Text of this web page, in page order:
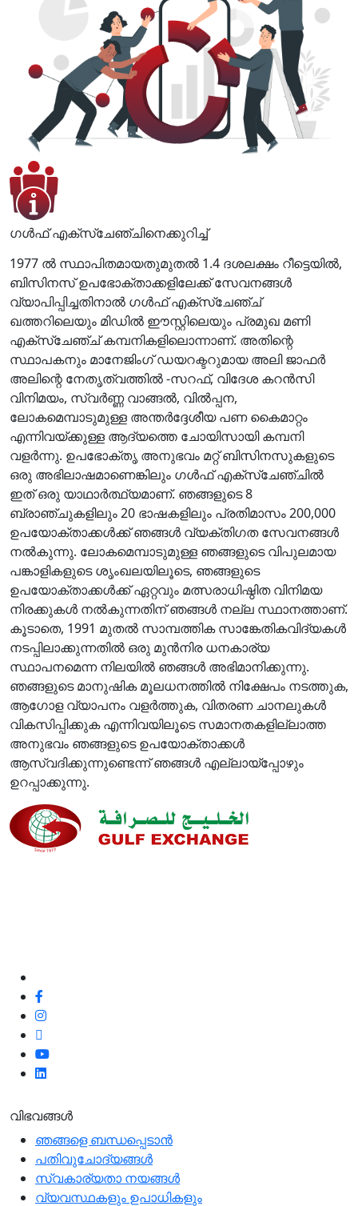
ഗൾഫ് എക്സ്ചേഞ്ചിനെക്കുറിച്ച്
1977 ൽ സ്ഥാപിതമായതുമുതൽ 1.4 ദശലക്ഷം റീട്ടെയിൽ,
ബിസിനസ് ഉപഭോക്താക്കളിലേക്ക് സേവനങ്ങൾ
വ്യാപിപ്പിച്ചതിനാൽ ഗൾഫ് എക്സ്ചേഞ്ച്
ഖത്തറിലെയും മിഡിൽ ഈസ്റ്റിലെയും പ്രമുഖ മണി
എക്സ്ചേഞ്ച് കമ്പനികളിലൊന്നാണ്. അതിന്റെ
സ്ഥാപകനും മാനേജിംഗ് ഡയറക്ടറുമായ അലി ജാഫർ
അലിന്റെ നേതൃത്വത്തിൽ -സറഫ്, വിദേശ കറൻസി
വിനിമയം, സ്വർണ്ണ വാങ്ങൽ, വിൽപ്പന,
ലോകമെമ്പാടുമുള്ള അന്തർദ്ദേശീയ പണ കൈമാറ്റം
എന്നിവയ്ക്കുള്ള ആദ്യത്തെ ചോയിസായി കമ്പനി
വളർന്നു. ഉപഭോക്തൃ അനുഭവം മറ്റ് ബിസിനസുകളുടെ
ഒരു അഭിലാഷമാണെങ്കിലും ഗൾഫ് എക്സ്ചേഞ്ചിൽ
ഇത് ഒരു യാഥാർത്ഥ്യമാണ്. ഞങ്ങളുടെ 8
ബ്രാഞ്ചുകളിലും 20 ഭാഷകളിലും പ്രതിമാസം 200,000
ഉപയോക്താക്കൾക്ക് ഞങ്ങൾ വ്യക്തിഗത സേവനങ്ങൾ
നൽകുന്നു. ലോകമെമ്പാടുമുള്ള ഞങ്ങളുടെ വിപുലമായ
പങ്കാളികളുടെ ശൃംഖലയിലൂടെ, ഞങ്ങളുടെ
ഉപയോക്താക്കൾക്ക് ഏറ്റവും മത്സരാധിഷ്ഠിത വിനിമയ
നിരക്കുകൾ നൽകുന്നതിന് ഞങ്ങൾ നല്ല സ്ഥാനത്താണ്.
കൂടാതെ, 1991 മുതൽ സാമ്പത്തിക സാങ്കേതികവിദ്യകൾ
നടപ്പിലാക്കുന്നതിൽ ഒരു മുൻ‌നിര ധനകാര്യ
സ്ഥാപനമെന്ന നിലയിൽ ഞങ്ങൾ അഭിമാനിക്കുന്നു.
ഞങ്ങളുടെ മാനുഷിക മൂലധനത്തിൽ നിക്ഷേപം നടത്തുക,
ആഗോള വ്യാപനം വളർത്തുക, വിതരണ ചാനലുകൾ
വികസിപ്പിക്കുക എന്നിവയിലൂടെ സമാനതകളില്ലാത്ത
അനുഭവം ഞങ്ങളുടെ ഉപയോക്താക്കൾ
ആസ്വദിക്കുന്നുണ്ടെന്ന് ഞങ്ങൾ എല്ലായ്പ്പോഴും
ഉറപ്പാക്കുന്നു.
വിഭവങ്ങൾ
ഞങ്ങളെ ബന്ധപ്പെടാന്‍
പതിവുചോദ്യങ്ങൾ
സ്വകാര്യതാ നയങ്ങള്‍
വ്യവസ്ഥകളും ഉപാധികളും